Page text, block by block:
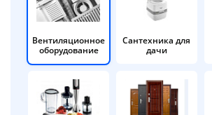
Вентиляционное
оборудование
Сантехника для
дачи
Подробнее
об оплате Плайтом